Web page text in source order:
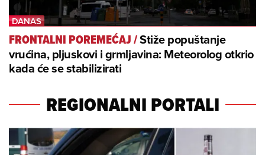
FRONTALNI POREMEĆAJ/Stiže popuštanje
vrućina, pljuskovi i grmljavina: Meteorolog otkrio
kada će se stabilizirati
REGIONALNI PORTALI